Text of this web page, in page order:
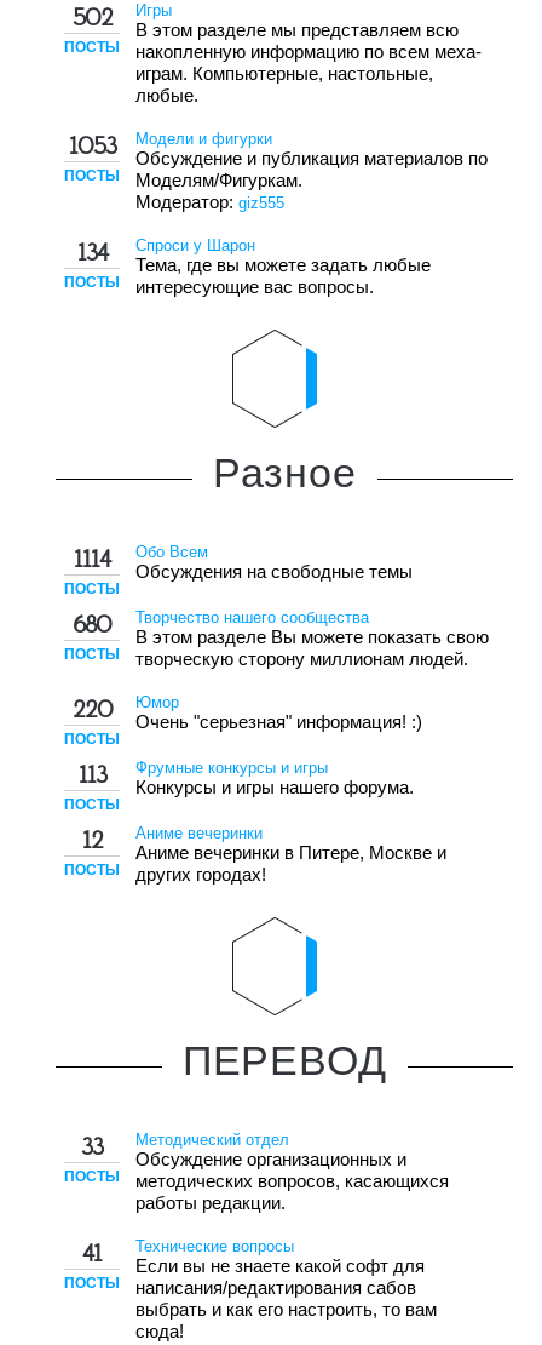
502
ПОСТЫ
Игры
В этом разделе мы представляем всю
накопленную информацию по всем меха-
играм. Компьютерные, настольные,
любые.
1053
ПОСТЫ
Модели и фигурки
Обсуждение и публикация материалов по
Моделям/Фигуркам.
Модератор: giz555
134
ПОСТЫ
Спроси у Шарон
Тема, где вы можете задать любые
интересующие вас вопросы.
Разное
1114
ПОСТЫ
Обо Всем
Обсуждения на свободные темы
680
ПОСТЫ
Творчество нашего сообщества
В этом разделе Вы можете показать свою
творческую сторону миллионам людей.
220
ПОСТЫ
Юмор
Очень "серьезная" информация! :)
113
ПОСТЫ
Фрумные конкурсы и игры
Конкурсы и игры нашего форума.
12
ПОСТЫ
Аниме вечеринки
Аниме вечеринки в Питере, Москве и
других городах!
ПЕРЕВОД
33
ПОСТЫ
Методический отдел
Обсуждение организационных и
методических вопросов, касающихся
работы редакции.
41
ПОСТЫ
Технические вопросы
Если вы не знаете какой софт для
написания/редактирования сабов
выбрать и как его настроить, то вам
сюда!